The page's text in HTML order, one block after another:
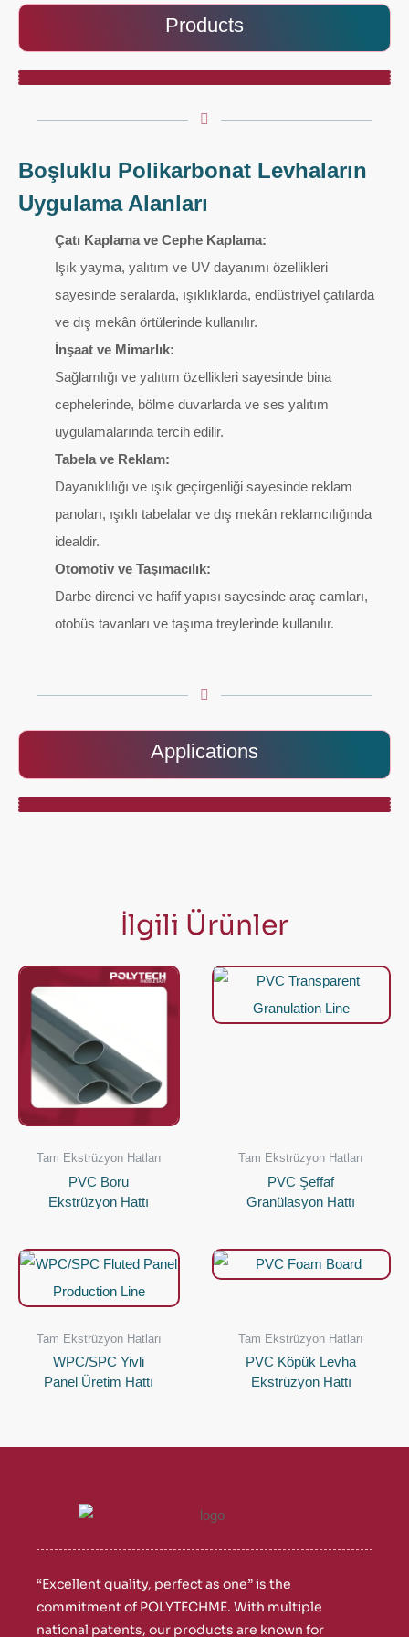
Products
Boşluklu Polikarbonat Levhaların
Uygulama Alanları
Çatı Kaplama ve Cephe Kaplama:
Işık yayma, yalıtım ve UV dayanımı özellikleri
sayesinde seralarda, ışıklıklarda, endüstriyel çatılarda
ve dış mekân örtülerinde kullanılır.
İnşaat ve Mimarlık:
Sağlamlığı ve yalıtım özellikleri sayesinde bina
cephelerinde, bölme duvarlarda ve ses yalıtım
uygulamalarında tercih edilir.
Tabela ve Reklam:
Dayanıklılığı ve ışık geçirgenliği sayesinde reklam
panoları, ışıklı tabelalar ve dış mekân reklamcılığında
idealdir.
Otomotiv ve Taşımacılık:
Darbe direnci ve hafif yapısı sayesinde araç camları,
otobüs tavanları ve taşıma treylerinde kullanılır.
Applications
İlgili Ürünler
Tam Ekstrüzyon Hatları
PVC Boru
Ekstrüzyon Hattı
Tam Ekstrüzyon Hatları
PVC Şeffaf
Granülasyon Hattı
Tam Ekstrüzyon Hatları
WPC/SPC Yivli
Panel Üretim Hattı
Tam Ekstrüzyon Hatları
PVC Köpük Levha
Ekstrüzyon Hattı
“Excellent quality, perfect as one” is the
commitment of POLYTECHME. With multiple
national patents, our products are known for